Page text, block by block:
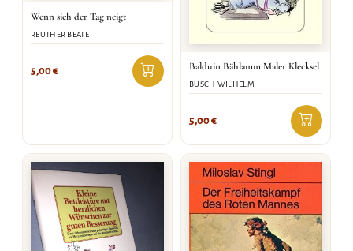
Wenn sich der Tag neigt
REUTHER BEATE
5,00€ Balduin Bählamm Maler Klecksel
BUSCH WILHELM
5,00€